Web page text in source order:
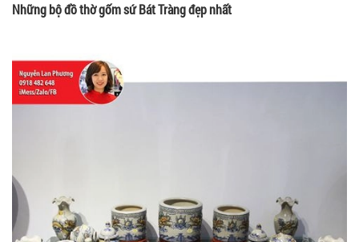
Những bộ đồ thờ gốm sứ Bát Tràng đẹp nhất